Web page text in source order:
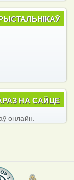
НА САЙЦЕ
онлайн.